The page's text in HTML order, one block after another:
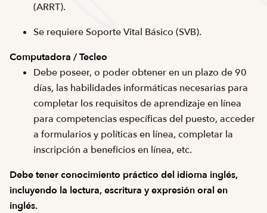
(ARRT).
Se requiere Soporte Vital Básico (SVB).
Computadora / Tecleo
Debe poseer, o poder obtener en un plazo de 90
días, las habilidades informáticas necesarias para
completar los requisitos de aprendizaje en línea
para competencias específicas del puesto, acceder
a formularios y políticas en línea, completar la
inscripción a beneficios en línea, etc.
Debe tener conocimiento práctico del idioma inglés,
incluyendo la lectura, escritura y expresión oral en
inglés.